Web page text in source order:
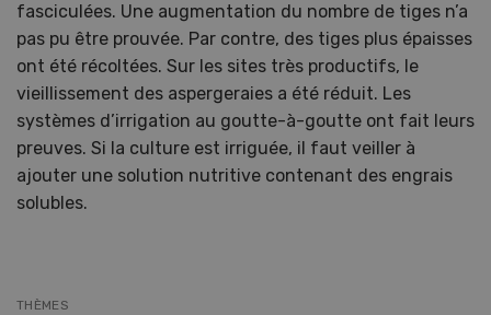
fasciculées. Une augmentation du nombre de tiges n’a
pas pu être prouvée. Par contre, des tiges plus épaisses
ont été récoltées. Sur les sites très productifs, le
vieillissement des aspergeraies a été réduit. Les
systèmes d’irrigation au goutte-à-goutte ont fait leurs
preuves. Si la culture est irriguée, il faut veiller à
ajouter une solution nutritive contenant des engrais
solubles.
THÈMES